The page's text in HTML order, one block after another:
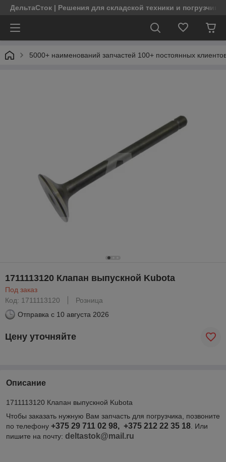
ДельтаСток | Решения для складской техники и
5000+ наименований запчастей 100+ постоянных
1711113120 Клапан выпускной Kubota
Под заказ
Код: 1711113120
Розница
Отправка с 10 августа 2026
Цену уточняйте
Описание
1711113120 Клапан выпускной Kubota
Чтобы заказать нужную Вам запчасть для погрузчика, позвоните
по телефону +375 29 711 02 98, +375 212 22 35 18 . Или
пишите на почту: deltastok@mail.ru